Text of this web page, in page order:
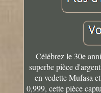
Célébrez le 30e
superbe pièce
en vedette Mufasa
0,999, cette pièce